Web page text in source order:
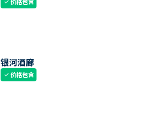
check
银河酒廊
check价格包含